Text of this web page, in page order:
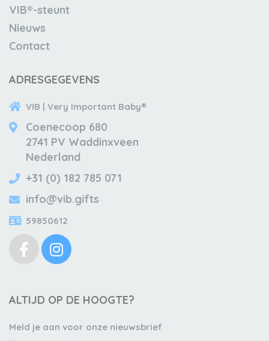
VIB®-steunt
Nieuws
Contact
ADRESGEGEVENS
VIB | Very Important Baby®
Coenecoop 680
2741 PV Waddinxveen
Nederland
+31 (0) 182 785 071
info@vib.gifts
59850612
ALTIJD OP DE HOOGTE?
Meld je aan voor onze nieuwsbrief